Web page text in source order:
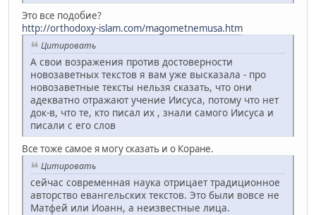
Это все подобие?
http://orthodoxy-islam.com/magometnemusa.htm
Цитировать
А свои возражения против достоверности
новозаветных текстов я вам уже высказала - про
новозаветные тексты нельзя сказать, что они
адекватно отражают учение Иисуса, потому что нет
док-в, что те, кто писал их , знали самого Иисуса и
писали с его слов
Все тоже самое я могу сказать и о Коране.
Цитировать
сейчас современная наука отрицает традиционное
авторство евангельских текстов. Это были вовсе не
Матфей или Иоанн, а неизвестные лица.